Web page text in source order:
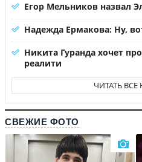
Егор Мельников назвал
Надежда Ермакова: Ну,
Никита Гуранда хочет
реалити
ЧИТАТЬ
СВЕЖИЕ ФОТО